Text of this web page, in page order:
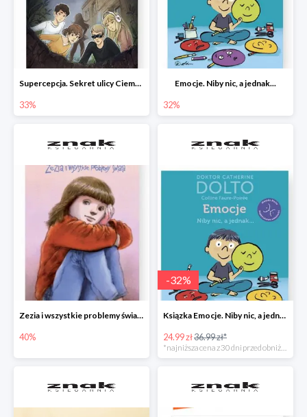
Supercepcja. Sekret ulicy Ciemnej
33%
Emocje. Niby nic, a jednak...
32%
Zezia i wszystkie problemy świata
40%
-32%
Ksiązka Emocje. Niby nic, a jednak... -32%
24.99 zł36.99 zł*
*najniższa cena z 30 dni przed obniżką